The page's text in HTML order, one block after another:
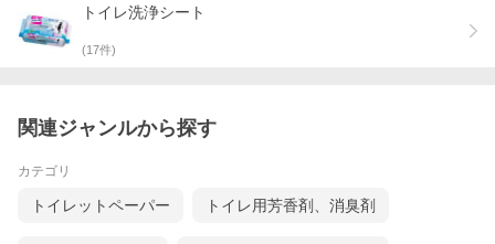
トイレ洗浄シート
(17件)
関連ジャンルから探す
カテゴリ
トイレットペーパー トイレ用芳香剤、消臭剤